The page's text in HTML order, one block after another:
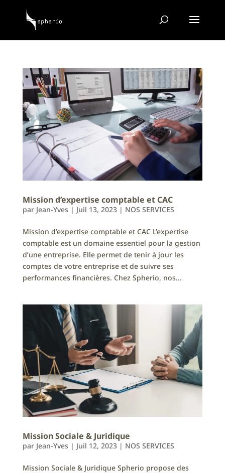
Mission d’expertise comptable et CAC
par Jean-Yves | Juil 13, 2023| NOS SERVICES
Mission d’expertise comptable et CAC L’expertise
comptable est un domaine essentiel pour la gestion
d’une entreprise. Elle permet de tenir à jour les
comptes de votre entreprise et de suivre ses
performances financières. Chez Spherio, nos...
Mission Sociale & Juridique
par Jean-Yves | Juil 12, 2023| NOS SERVICES
Mission Sociale & Juridique Spherio propose des